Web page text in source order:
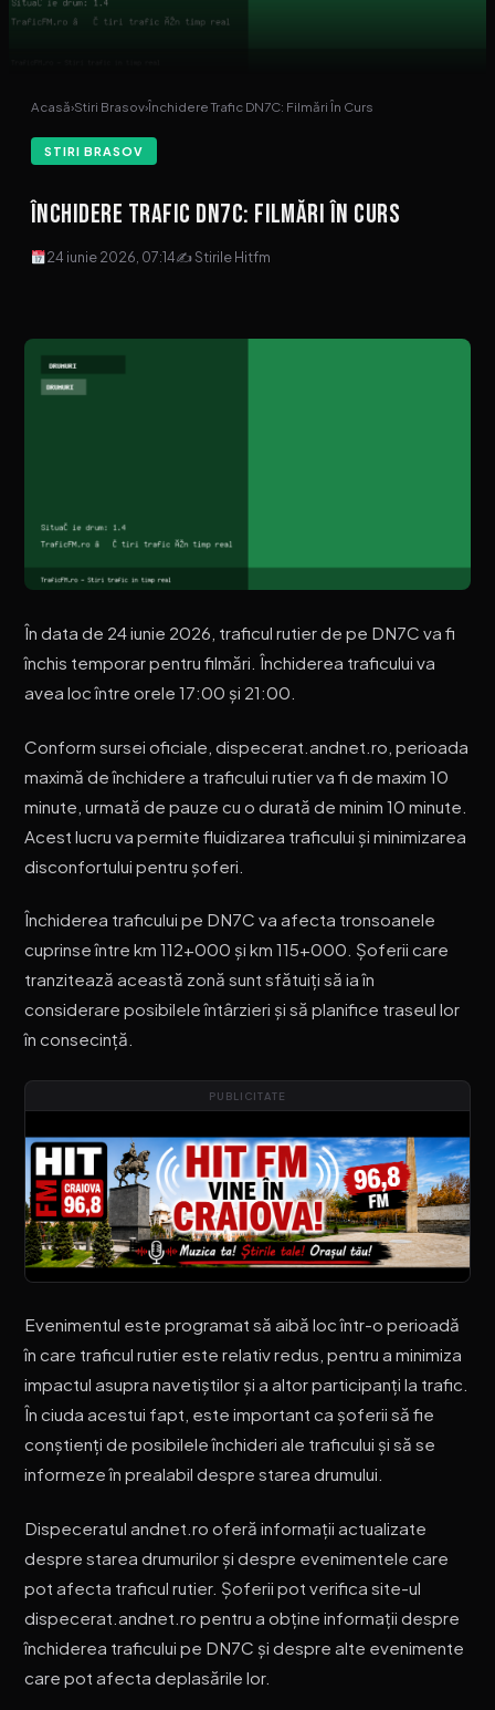
Acasă›Stiri Brasov›Închidere Trafic DN7C: Filmări În Curs
STIRI BRASOV
Închidere Trafic DN7C: Filmări În Curs
24 iunie 2026, 07:14✍ Stirile Hitfm
În data de 24 iunie 2026, traficul rutier de pe DN7C va fi
închis temporar pentru filmări. Închiderea traficului va
avea loc între orele 17:00 și 21:00.
Conform sursei oficiale, dispecerat.andnet.ro, perioada
maximă de închidere a traficului rutier va fi de maxim 10
minute, urmată de pauze cu o durată de minim 10 minute.
Acest lucru va permite fluidizarea traficului și minimizarea
disconfortului pentru șoferi.
Închiderea traficului pe DN7C va afecta tronsoanele
cuprinse între km 112+000 și km 115+000. Șoferii care
tranzitează această zonă sunt sfătuiți să ia în
considerare posibilele întârzieri și să planifice traseul lor
în consecință.
PUBLICITATE
Evenimentul este programat să aibă loc într-o perioadă
în care traficul rutier este relativ redus, pentru a minimiza
impactul asupra navetiștilor și a altor participanți la trafic.
În ciuda acestui fapt, este important ca șoferii să fie
conștienți de posibilele închideri ale traficului și să se
informeze în prealabil despre starea drumului.
Dispeceratul andnet.ro oferă informații actualizate
despre starea drumurilor și despre evenimentele care
pot afecta traficul rutier. Șoferii pot verifica site-ul
dispecerat.andnet.ro pentru a obține informații despre
închiderea traficului pe DN7C și despre alte evenimente
care pot afecta deplasările lor.